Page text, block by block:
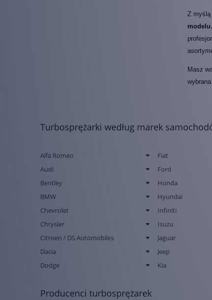
Z myślą
modelu.
Masz
Turbosprężarki według marek
Alfa Romeo
Audi
Bentley
BMW
Chevrolet
Chrysler
Citroen / DS Automobiles
Dacia
Dodge
Fiat
Ford
Honda
Hyundai
Infiniti
Isuzu
Jaguar
Jeep
Kia
Producenci turbosprężarek